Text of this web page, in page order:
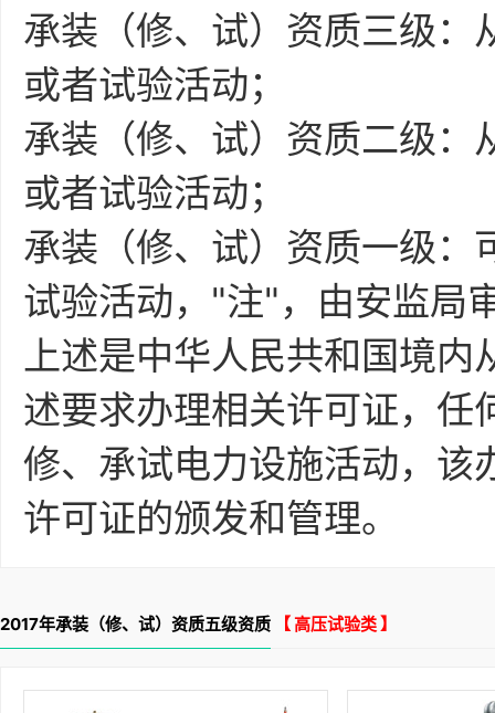
承装（修、试）资质三级：
或者试验活动；
承装（修、试）资质二级
或者试验活动；
承装（修、试）资质一级：
试验活动，"注"，由安监局
上述是中华人民共和国境
述要求办理相关许可证，任
修、承试电力设施活动，该
许可证的颁发和管理。
2017年承装（修、试）资质五级资质 【 高压试验类 】